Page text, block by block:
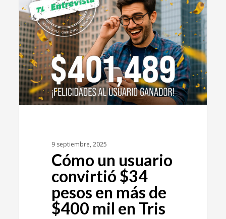
9 septiembre, 2025
Cómo un usuario
convirtió $34
pesos en más de
$400 mil en Tris